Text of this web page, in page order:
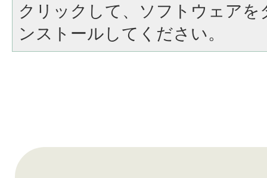
クリックして、ソフトウェア
ンストールしてください。